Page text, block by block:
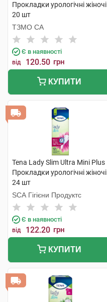
Прокладки урологічні жіночі
20 шт
ТЗМО СА
Є в наявності
від 120.50 грн
КУПИТИ
Tena Lady Slim Ultra Mini Plus
Прокладки урологічні жіночі
24 шт
SCA Гігієни Продуктс
Є в наявності
від 122.20 грн
КУПИТИ